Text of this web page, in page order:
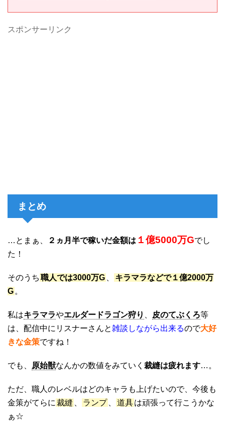
スポンサーリンク
まとめ
…とまぁ、 ２ヵ月半で稼いだ金額は １億5000万Gでし
た！
そのうち 職人では3000万G
キラマラなどで１億2000万
G 。
私はキラマラやエルダードラゴン狩り 皮のてぶくろ等
は、配信中にリスナーさんと雑談しながら出来るので大好
きな金策ですね！
でも、 原始獣なんかの数値をみていく 裁縫は疲れます…。
ただ、職人のレベルはどのキャラも上げたいので、今後も
金策がてらに 裁縫 ランプ 道具は頑張って行こうかな
ぁ☆